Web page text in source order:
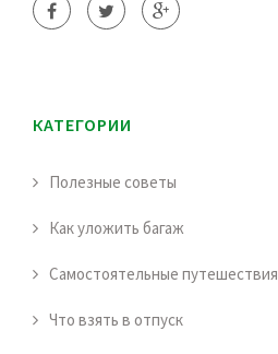
КАТЕГОРИИ
Полезные советы
Как уложить багаж
Самостоятельные путешествия
Что взять в отпуск